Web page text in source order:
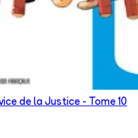
de la Justice - Tome 10